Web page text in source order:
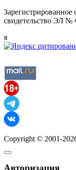
свидетельство ЭЛ №
я
Copyright © 2001-